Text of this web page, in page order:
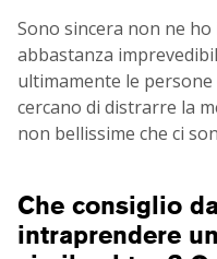
Sono sincera non ne ho
abbastanza
ultimamente le persone
cercano di distrarre la
non bellissime che ci
Che consiglio
intraprendere